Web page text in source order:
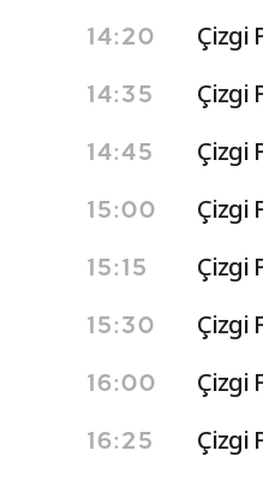
14:20 Çizgi
14:35 Çizgi
14:45 Çizgi
15:00 Çizgi
15:15 Çizgi
15:30 Çizgi
16:00 Çizgi
16:25 Çizgi